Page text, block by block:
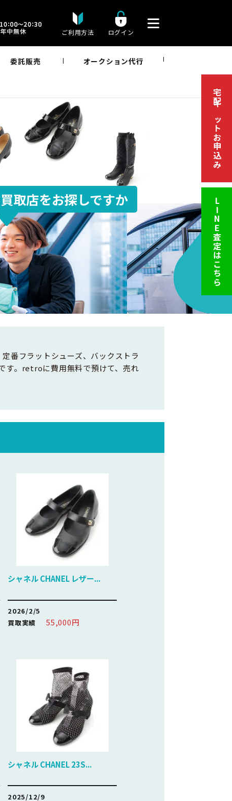
ご利用方法 ログイン
委託販売 オークション代行
宅配キットお申込み
LINE査定はこちら
取店をお探しですか
番フラットシューズ、バックストラ
す。retroに費用無料で預けて、売れ
シャネル CHANEL レザー...
2026/2/5
買取実績
55,000円
シャネル CHANEL 23S...
2025/12/9